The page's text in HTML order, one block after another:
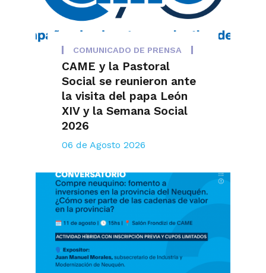
COMUNICADO DE PRENSA
CAME y la Pastoral
Social se reunieron ante
la visita del papa León
XIV y la Semana Social
2026
06 de Agosto 2026